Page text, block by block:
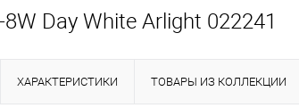
Day White Arlight 022241
ХАРАКТЕРИСТИКИ ТОВАРЫ ИЗ КОЛЛЕКЦИИ